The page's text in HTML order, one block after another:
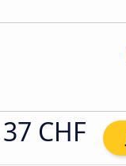
37 CHF